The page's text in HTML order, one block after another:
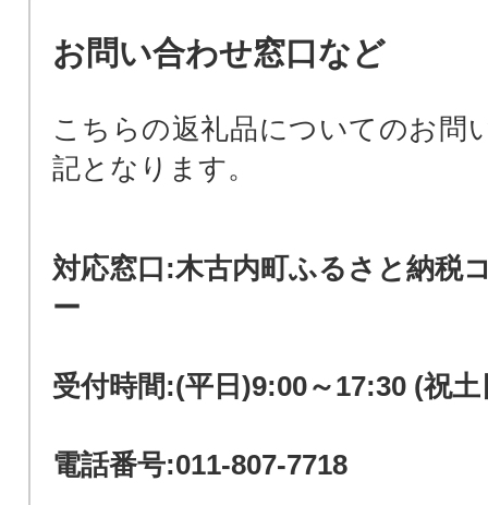
お問い合わせ窓口など
こちらの返礼品についてのお問
記となります。
対応窓口:木古内町ふるさと納税
ー
受付時間:(平日)9:00～17:30 (祝
電話番号:011-807-7718